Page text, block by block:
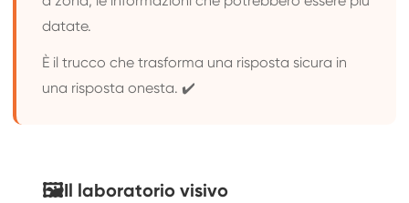
datate.
È il trucco che trasforma una risposta sicura in
una risposta onesta. ✔️
🖼️Il laboratorio visivo